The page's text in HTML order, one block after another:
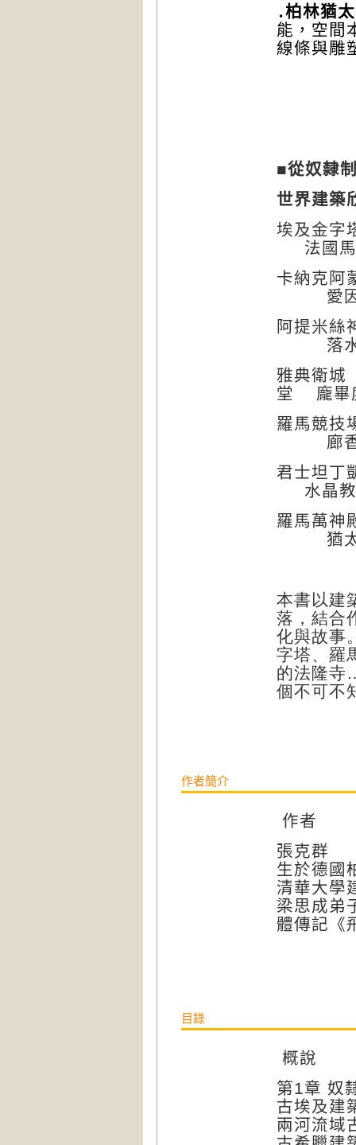
․柏林猶
能，空間
線條與雕
■從奴隸
世界建築
埃及金字
法國
卡納克阿
愛
阿提米絲
落
雅典衛城
堂
龐畢
羅馬競技
廊
君士坦丁
水晶
羅馬萬神
猶
本書以建
落，結合
化與故事
字塔、羅
的法隆寺
個不可不
作者簡介
作者
張克群
生於德國
清華大學
梁思成弟
體傳記《
目錄
概說
第1章 奴
古埃及建
兩河流域